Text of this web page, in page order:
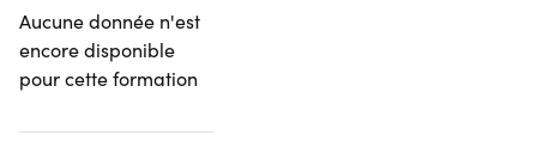
Aucune donnée n'est
encore disponible
pour cette formation